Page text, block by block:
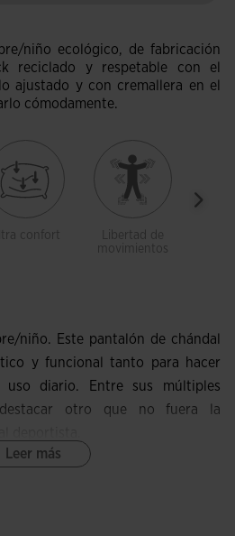
niño ecológico, de fabricación
reciclado y respetable con el
ajustado y con cremallera en el
cómodamente.
confort
Libertad de
movimientos
niño. Este pantalón de chándal
y funcional tanto para hacer
diario. Entre sus múltiples
otro que no fuera la
El bajo lleva cremalleras para
Leer más